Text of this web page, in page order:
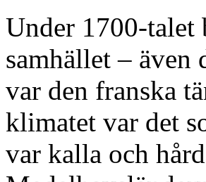
Under 1700-
samhället – även
var den franska
klimatet var det
var kalla och